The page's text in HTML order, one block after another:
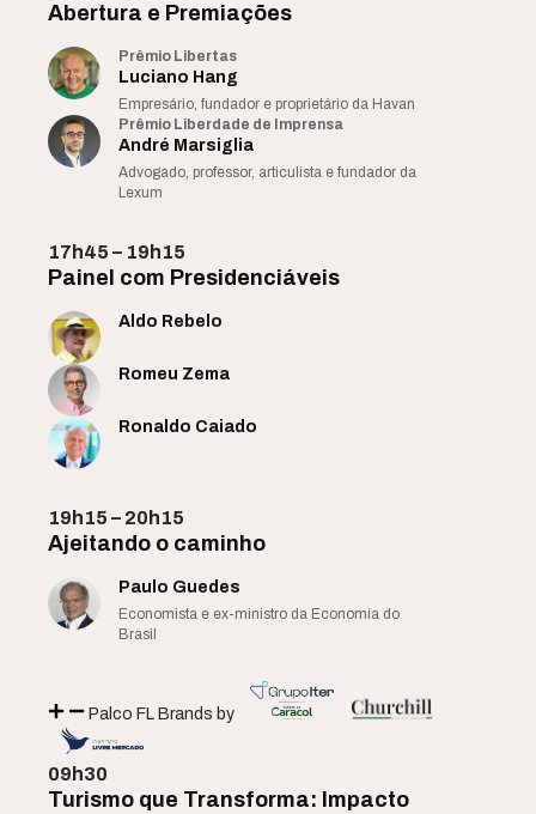
Abertura e Premiações
Prêmio Libertas
Luciano Hang
Empresário, fundador e proprietário da Havan
Prêmio Liberdade de Imprensa
André Marsiglia
Advogado, professor, articulista e fundador da
Lexum
17h45 – 19h15
Painel com Presidenciáveis
Aldo Rebelo
Romeu Zema
Ronaldo Caiado
19h15 – 20h15
Ajeitando o caminho
Paulo Guedes
Economista e ex-ministro da Economia do
Brasil
Palco FL Brands by
09h30
Turismo que Transforma: Impacto